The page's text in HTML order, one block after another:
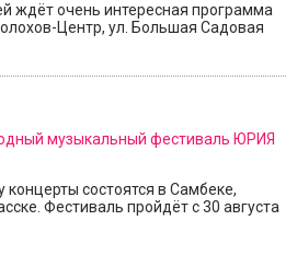
ждёт очень интересная программа
Центр, ул. Большая Садовая
музыкальный фестиваль ЮРИЯ
состоятся в Самбеке,
Фестиваль пройдёт с 30 августа